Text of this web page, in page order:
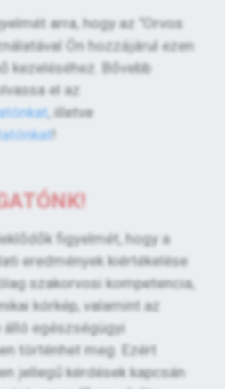
arra, hogy az "Orvos
Ön hozzájárul ezen
kezeléséhez. Bővebb
el az
, illetve
!
figyelmét, hogy a
eredmények kiértékelése
szakorvosi kompetencia,
kórkép, valamint az
egészségügyi
történhet meg. Ezért
jellegű kérdések kapcsán